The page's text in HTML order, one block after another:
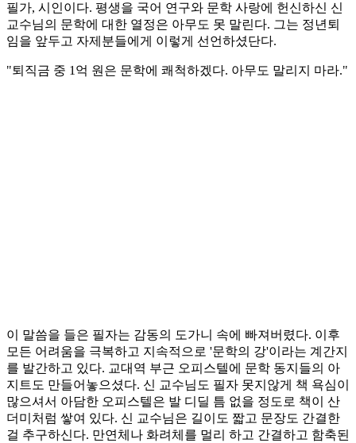
필가, 시인이다. 평생을 국어 연구와 문학 사랑에 헌신하신 신
교수님의 문학에 대한 열정은 아무도 못 말린다. 그는 정년퇴
임을 앞두고 자제분들에게 이렇게 선언하셨단다.
"퇴직금 중 1억 원은 문학에 쾌척하겠다. 아무도 말리지 마라."
이 말씀을 들은 필자는 감동의 도가니 속에 빠져버렸다. 이후
모든 어려움을 극복하고 지속적으로 '문학의 강'이라는 계간지
를 발간하고 있다. 교대역 부근 오피스텔에 문학 동지들의 아
지트도 만들어놓으셨다. 신 교수님도 필자 못지않게 책 욕심이
많으셔서 아담한 오피스텔은 발 디딜 틈 없을 정도로 책이 산
더미처럼 쌓여 있다. 신 교수님은 길이도 짧고 문장도 간결한
걸 추구하신다. 만연체나 화려체를 멀리 하고 간결하고 함축된